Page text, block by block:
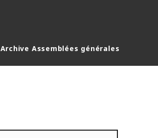
Archive Assemblées générales